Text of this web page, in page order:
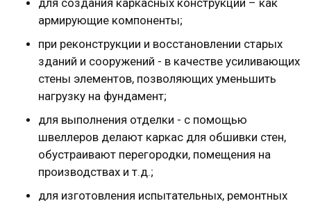
для создания каркасных конструкций – как
армирующие компоненты;
при реконструкции и восстановлении старых
зданий и сооружений - в качестве усиливающих
стены элементов, позволяющих уменьшить
нагрузку на фундамент;
для выполнения отделки - с помощью
швеллеров делают каркас для обшивки стен,
обустраивают перегородки, помещения на
производствах и т.д.;
для изготовления испытательных, ремонтных